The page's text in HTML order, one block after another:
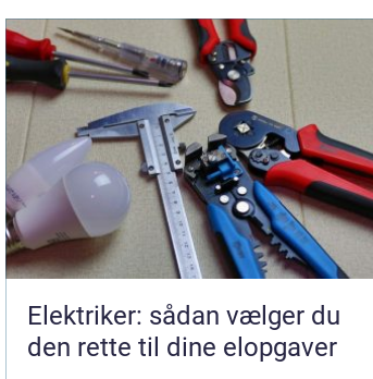
Elektriker: sådan vælger du
den rette til dine elopgaver